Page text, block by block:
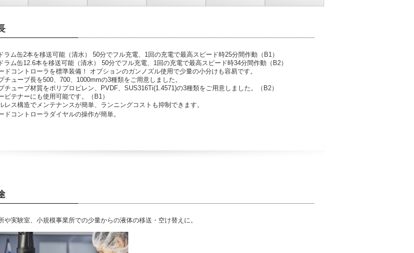
を測定し、ポン
ことが出来ま
久性を発揮する自吸式の渦巻きポ
ラム缶2本を移送可能（清水） 50分でフル充電、1回の充電で最高スピード時25分間作動（B1）
ラム缶12.6本を移送可能（清水） 50分でフル充電、1回の充電で最高スピード時34分間作動（B2）
ドコントローラを標準装備！ オプションのガンノズル使用で少量の小分けも容易です。
チューブ長を500、700、1000mmの3種類をご用意しました。
チューブ材質をポリプロピレン、PVDF、SUS316Ti(1.4571)の3種類をご用意しました。（B2）
ビテナーにも使用可能です。（B1）
レス構造でメンテナンスが簡単、ランニングコストも抑制できます。
ドコントローラダイヤルの操作が簡単。
や実験室、小規模事業所での少量からの液体の移送・空け替えに。